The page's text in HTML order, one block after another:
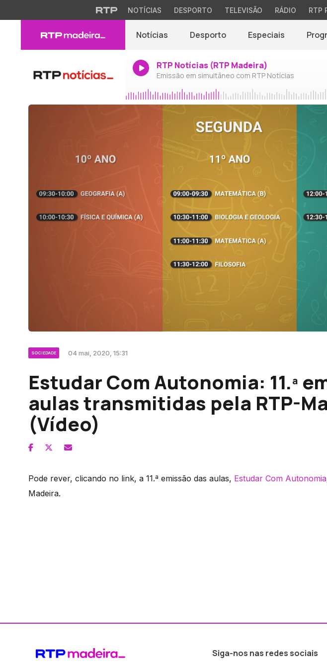
NOTÍCIAS DESPORTO TELEVISÃO RÁDIO RTP
Notícias Desporto Especiais
RTP Notícias (RTP Madeira)
Emissão em simultâneo com RTP Notícias
SOCIEDADE 04 mai, 2020, 15:31
Estudar Com Autonomia: 11.ª
aulas transmitidas pela RTP-
(Vídeo)
Pode rever, clicando no link, a 11.ª emissão das aulas, Estudar Com Autonomia
Madeira.
Siga-nos nas redes sociais